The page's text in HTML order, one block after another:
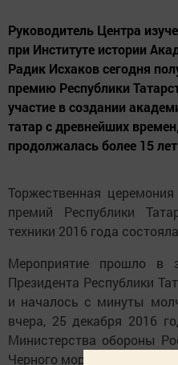
Руководитель Центра
при Институте истории
Радик Исхаков сегодня
премию Республики
участие в создании
татар с древнейших
продолжалась более 15
Торжественная
премий Республики
техники 2016 года
Мероприятие прошло в
Президента Республики
и началось с минуты
вчера, 25 декабря 2016
Министерства обороны
Черного моря.